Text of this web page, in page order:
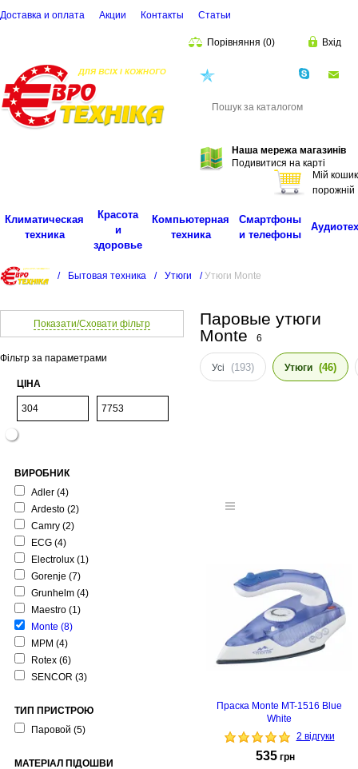
Доставка и оплата Акции Контакты Cтатьи
Порівняння (0) Вхід
Наша мережа магазинів
Подивитися на карті
Мій кошик
порожній
Климатическая
техника
Красота
и
здоровье
Компьютерная
техника
Смартфоны
и телефоны
/ Бытовая техника / Утюги / Утюги Monte
Показати/Сховати фільтр
Фільтр за параметрами
ЦІНА
ВИРОБНИК
Adler (4)
Ardesto (2)
Camry (2)
ECG (4)
Electrolux (1)
Gorenje (7)
Grunhelm (4)
Maestro (1)
Monte (8)
MPM (4)
Rotex (6)
SENCOR (3)
ТИП ПРИСТРОЮ
Паровой (5)
МАТЕРІАЛ ПІДОШВИ
Паровые утюги
Monte
6
Усі (193) Утюги (46)
Праска Monte MT-1516 Blue
White
2 відгуки
535 грн